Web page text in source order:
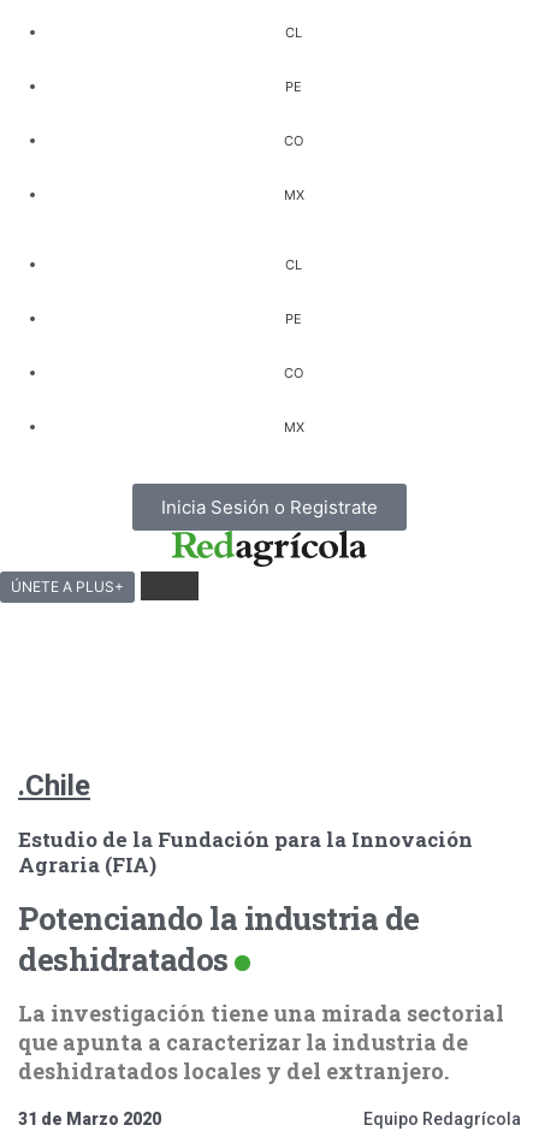
Inicia Sesión o Registrate
ÚNETE A PLUS+
.Chile
Estudio de la Fundación para la Innovación
Agraria (FIA)
Potenciando la industria de
deshidratados
La investigación tiene una mirada sectorial
que apunta a caracterizar la industria de
deshidratados locales y del extranjero.
31 de Marzo 2020 Equipo Redagrícola